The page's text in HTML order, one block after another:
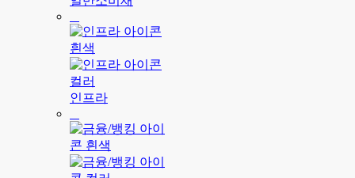
인프라